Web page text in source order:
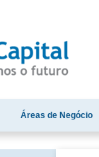
Áreas de Negócio